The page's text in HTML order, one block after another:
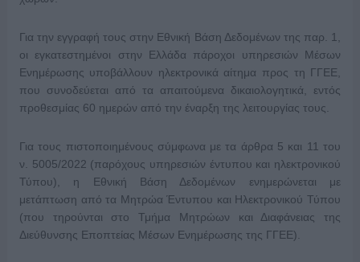
Για την εγγραφή τους στην Εθνική Βάση Δεδομένων της παρ. 1,
οι εγκατεστημένοι στην Ελλάδα πάροχοι υπηρεσιών Μέσων
Ενημέρωσης υποβάλλουν ηλεκτρονικά αίτημα προς τη ΓΓΕΕ,
που συνοδεύεται από τα απαιτούμενα δικαιολογητικά, εντός
προθεσμίας 60 ημερών από την έναρξη της λειτουργίας τους.
Για τους πιστοποιημένους σύμφωνα με τα άρθρα 5 και 11 του
ν. 5005/2022 (παρόχους υπηρεσιών έντυπου και ηλεκτρονικού
Τύπου), η Εθνική Βάση Δεδομένων ενημερώνεται με
μετάπτωση από τα Μητρώα Έντυπου και Ηλεκτρονικού Τύπου
(που τηρούνται στο Τμήμα Μητρώων και Διαφάνειας της
Διεύθυνσης Εποπτείας Μέσων Ενημέρωσης της ΓΓΕΕ).